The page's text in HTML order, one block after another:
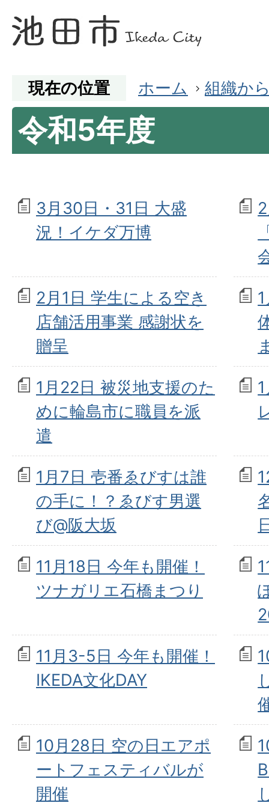
現在の位置 ホーム 組織か
令和5年度
3月30日・31日 大盛
況！イケダ万博
2月1日 学生による空き
店舗活用事業 感謝状を
贈呈
1月22日 被災地支援のた
めに輪島市に職員を派
遣
1月7日 壱番ゑびすは誰
の手に！？ゑびす男選
び@阪大坂
11月18日 今年も開催！
ツナガリエ石橋まつり
11月3-5日 今年も開催！
IKEDA文化DAY
10月28日 空の日エアポ
ートフェスティバルが
開催